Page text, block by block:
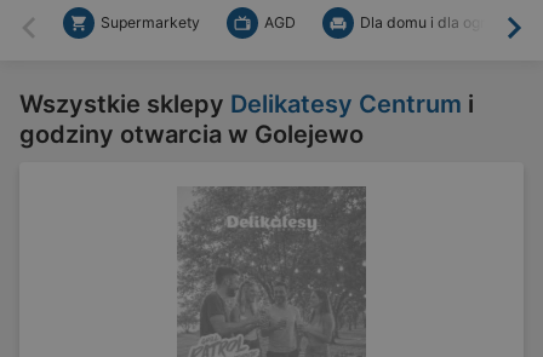
Wstecz
Supermarkety AGD Dla domu i dla ogrodu
Wszystkie sklepy Delikatesy Centrum i
godziny otwarcia w Golejewo